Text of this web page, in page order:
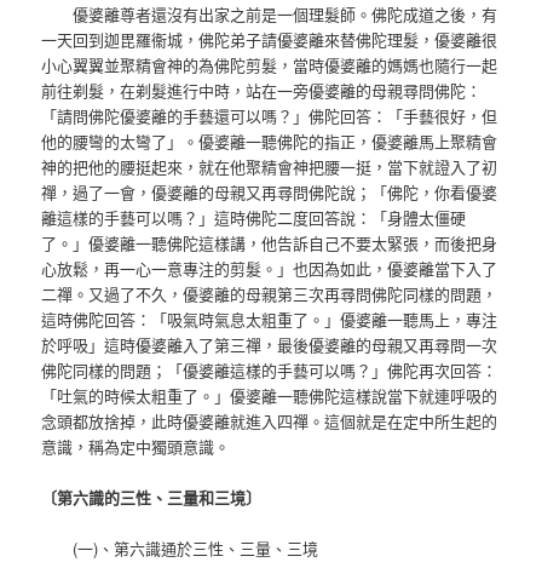
優婆離尊者還沒有出家之前是一個理髮師。佛陀成道之後，有
一天回到迦毘羅衞城，佛陀弟子請優婆離來替佛陀理髮，優婆離很
小心翼翼並聚精會神的為佛陀剪髮，當時優婆離的媽媽也隨行一起
前往剃髮，在剃髮進行中時，站在一旁優婆離的母親尋問佛陀：
「請問佛陀優婆離的手藝還可以嗎？」佛陀回答：「手藝很好，但
他的腰彎的太彎了」。優婆離一聽佛陀的指正，優婆離馬上聚精會
神的把他的腰挺起來，就在他聚精會神把腰一挺，當下就證入了初
禪，過了一會，優婆離的母親又再尋問佛陀說；「佛陀，你看優婆
離這樣的手藝可以嗎？」這時佛陀二度回答說：「身體太僵硬
了。」優婆離一聽佛陀這樣講，他告訴自己不要太緊張，而後把身
心放鬆，再一心一意專注的剪髮。」也因為如此，優婆離當下入了
二禪。又過了不久，優婆離的母親第三次再尋問佛陀同樣的問題，
這時佛陀回答：「吸氣時氣息太粗重了。」優婆離一聽馬上，專注
於呼吸」這時優婆離入了第三禪，最後優婆離的母親又再尋問一次
佛陀同樣的問題；「優婆離這樣的手藝可以嗎？」佛陀再次回答：
「吐氣的時候太粗重了。」優婆離一聽佛陀這樣說當下就連呼吸的
念頭都放捨掉，此時優婆離就進入四禪。這個就是在定中所生起的
意識，稱為定中獨頭意識。
〔第六識的三性、三量和三境〕
(一)、第六識通於三性、三量、三境